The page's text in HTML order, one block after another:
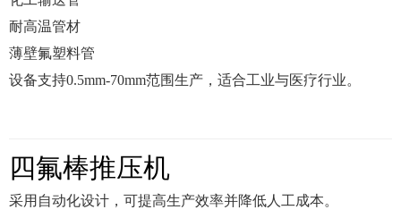
耐高温管材
薄壁氟塑料管
设备支持0.5mm-70mm范围生产，适合工业与医疗行业。
四氟棒推压机
采用自动化设计，可提高生产效率并降低人工成本。